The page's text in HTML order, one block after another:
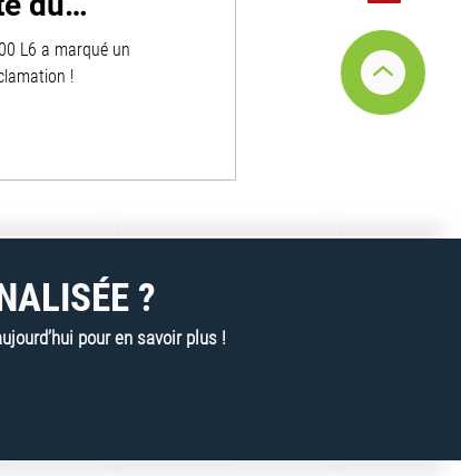
&
L6 a marqué un
!
?
pour en savoir plus !